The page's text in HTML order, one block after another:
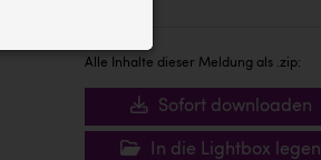
Alle Inhalte dieser Meldung als .zip:
Sofort downloaden
In die Lightbox legen
Website